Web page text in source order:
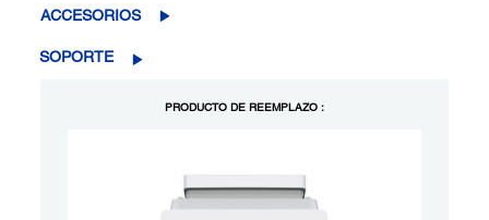
ACCESORIOS
SOPORTE
PRODUCTO DE REEMPLAZO :